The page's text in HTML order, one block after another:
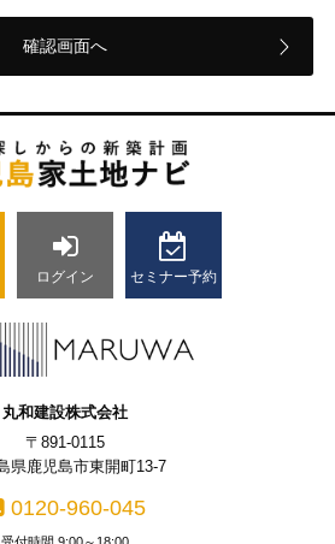
ログイン セミナー予約
丸和建設株式会社
〒891-0115
県鹿児島市東開町13-7
0120-960-045